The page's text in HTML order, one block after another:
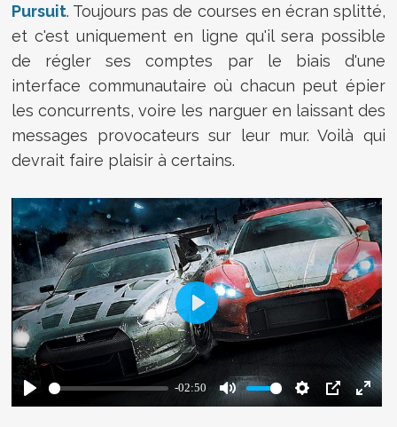
Pursuit. Toujours pas de courses en écran splitté,
et c'est uniquement en ligne qu'il sera possible
de régler ses comptes par le biais d'une
interface communautaire où chacun peut épier
les concurrents, voire les narguer en laissant des
messages provocateurs sur leur mur. Voilà qui
devrait faire plaisir à certains.